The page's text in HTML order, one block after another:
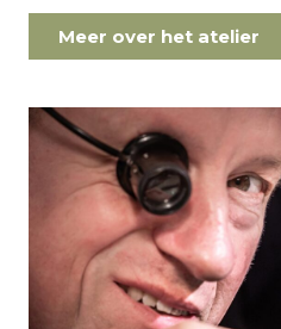
Meer over het atelier